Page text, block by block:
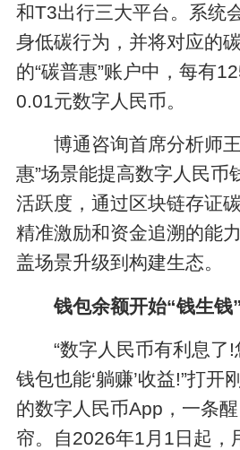
和T3出行三大平台。系统
身低碳行为，并将对应的
的“碳普惠”账户中，每有
0.01元数字人民币。
博通咨询首席分析师
惠”场景能提高数字人民币
活跃度，通过区块链存证
精准激励和资金追溯的能
盖场景升级到构建生态。
钱包余额开始“钱生钱”
“数字人民币有利息了
钱包也能‘躺赚’收益!”打开
的数字人民币App，一条
帘。自2026年1月1日起，